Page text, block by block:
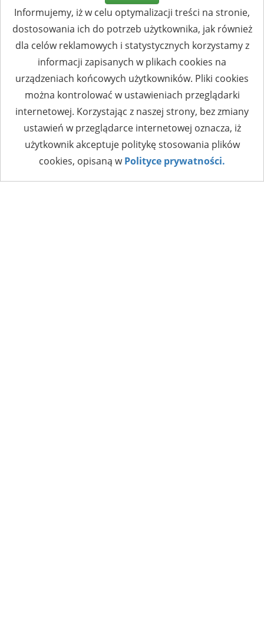
Informujemy, iż w celu optymalizacji treści na stronie,
dostosowania ich do potrzeb użytkownika, jak również
dla celów reklamowych i statystycznych korzystamy z
informacji zapisanych w plikach cookies na
urządzeniach końcowych użytkowników. Pliki cookies
można kontrolować w ustawieniach przeglądarki
internetowej. Korzystając z naszej strony, bez zmiany
ustawień w przeglądarce internetowej oznacza, iż
użytkownik akceptuje politykę stosowania plików
cookies, opisaną wPolityce prywatności.